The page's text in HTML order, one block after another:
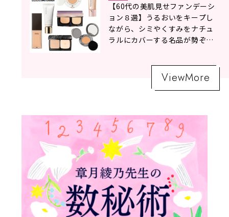
【60代の美肌見せファンデーシ
ョン８選】うるおいをキープし
ながら、シミやくすみをナチュ
ラルにカバーする名品が勢ぞろ
ViewMore